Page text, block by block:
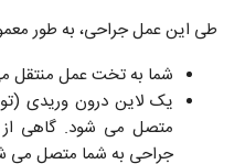
طی این عمل جراحی، به طور
شما به تخت عمل منتقل
جراحی به شما متصل می